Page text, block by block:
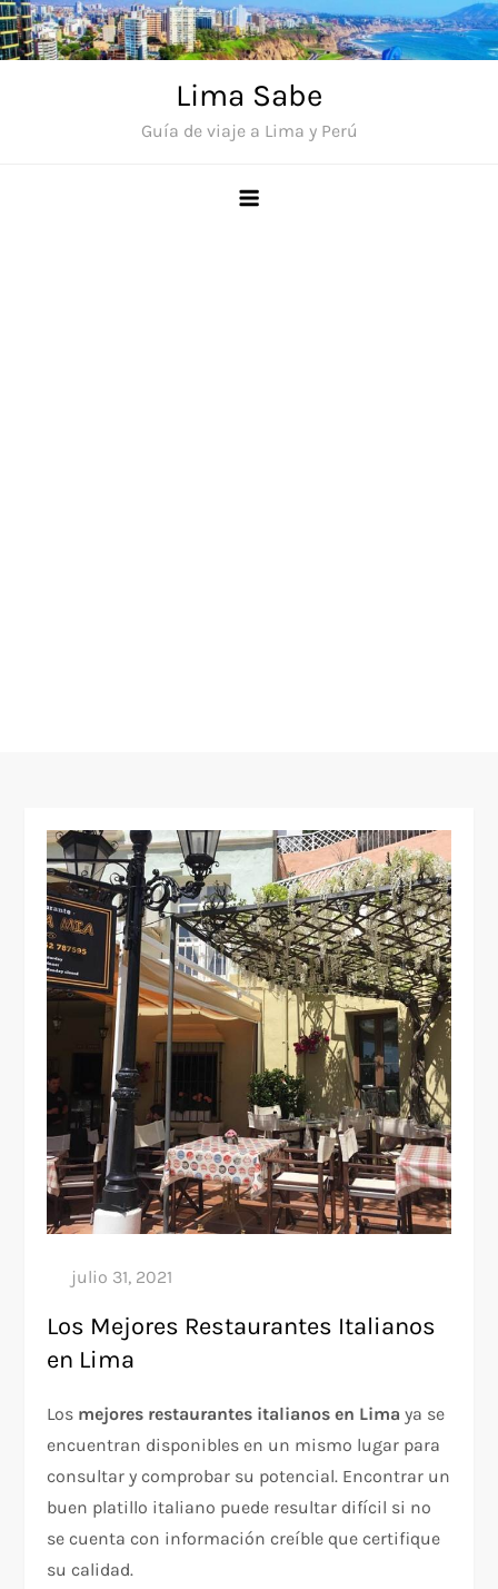
Saltar
al
Lima Sabe
Guía de viaje a Lima y Perú
Los Mejores Restaurantes Italianos
en Lima
Los mejores restaurantes italianos en Lima ya se
encuentran disponibles en un mismo lugar para
consultar y comprobar su potencial. Encontrar un
buen platillo italiano puede resultar difícil si no
se cuenta con información creíble que certifique
su calidad.